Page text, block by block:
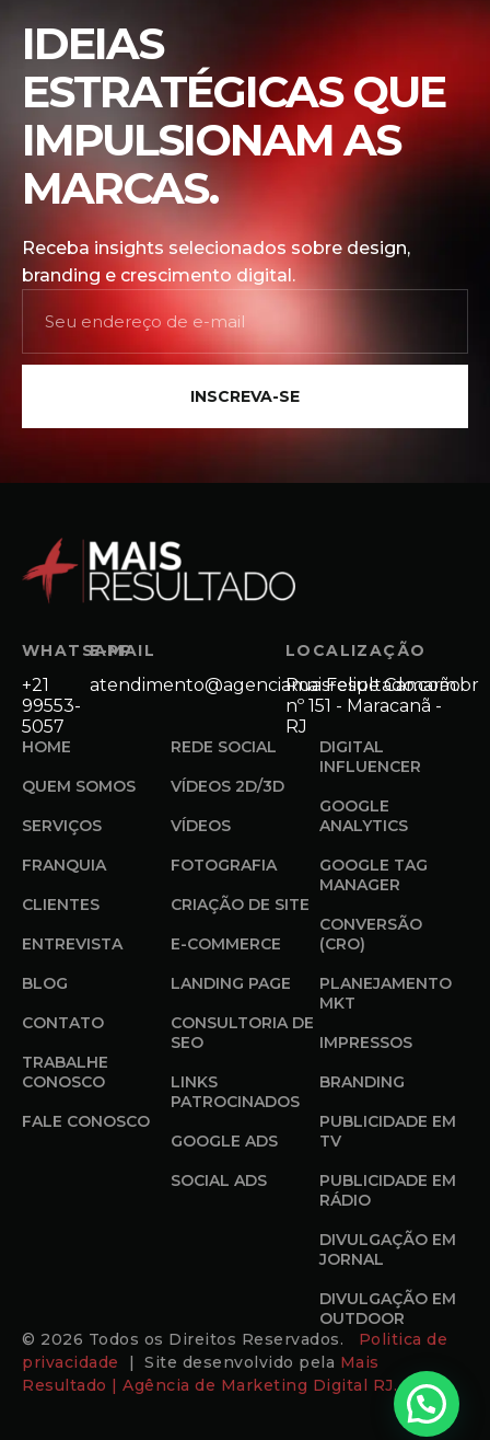
IDEIAS
ESTRATÉGICAS QUE
IMPULSIONAM AS
MARCAS.
Receba insights selecionados sobre design,
branding e crescimento digital.
INSCREVA-SE
WHATSAPP
+21
99553-
5057
E-MAIL
atendimento@agenciamaisresultado.com.br
LOCALIZAÇÃO
Rua Felipe Camarão
nº 151 - Maracanã -
RJ
HOME
QUEM SOMOS
SERVIÇOS
FRANQUIA
CLIENTES
ENTREVISTA
BLOG
CONTATO
TRABALHE
CONOSCO
FALE CONOSCO
REDE SOCIAL
VÍDEOS 2D/3D
VÍDEOS
FOTOGRAFIA
CRIAÇÃO DE SITE
E-COMMERCE
LANDING PAGE
CONSULTORIA DE
SEO
LINKS
PATROCINADOS
GOOGLE ADS
SOCIAL ADS
DIGITAL
INFLUENCER
GOOGLE
ANALYTICS
GOOGLE TAG
MANAGER
CONVERSÃO
(CRO)
PLANEJAMENTO
MKT
IMPRESSOS
BRANDING
PUBLICIDADE EM
TV
PUBLICIDADE EM
RÁDIO
DIVULGAÇÃO EM
JORNAL
DIVULGAÇÃO EM
OUTDOOR
© 2026 Todos os Direitos Reservados. Politica de
privacidade
| Site desenvolvido pela Mais
Resultado | Agência de Marketing Digital RJ.